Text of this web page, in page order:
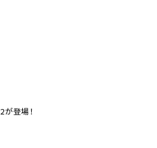
が登場！